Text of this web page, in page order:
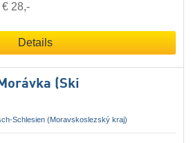
28,-
Details
(Ski
Schlesien (Moravskoslezský kraj)